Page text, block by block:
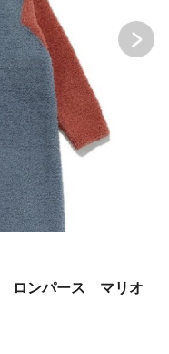
ロンパース マリオ